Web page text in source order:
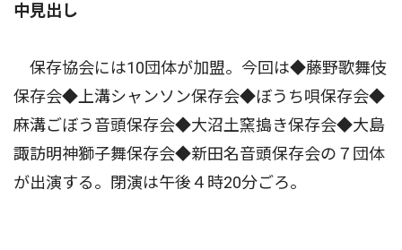
中見出し
保存協会には10団体が加盟。今回は◆藤野歌舞伎
保存会◆上溝シャンソン保存会◆ぼうち唄保存会◆
麻溝ごぼう音頭保存会◆大沼土窯搗き保存会◆大島
諏訪明神獅子舞保存会◆新田名音頭保存会の７団体
が出演する。閉演は午後４時20分ごろ。